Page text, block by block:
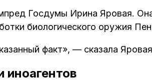
Госдумы Ирина Яровая.
биологического оружия
факт», — сказала
иноагентов